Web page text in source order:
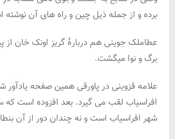
برده و از جمله ذیل چین و راه های آن
عطاملک جوینی هم دربارۀ گریز اونک خان از
برگ و نوا میگشت.
علامه قزوینی در پاورقی همین صفحه
شهر افراسیاب است و نه چندان دور از آن